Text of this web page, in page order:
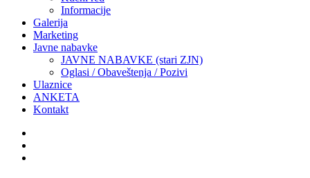
Informacije
Galerija
Marketing
Javne nabavke
JAVNE NABAVKE (stari ZJN)
Oglasi / Obaveštenja / Pozivi
Ulaznice
ANKETA
Kontakt